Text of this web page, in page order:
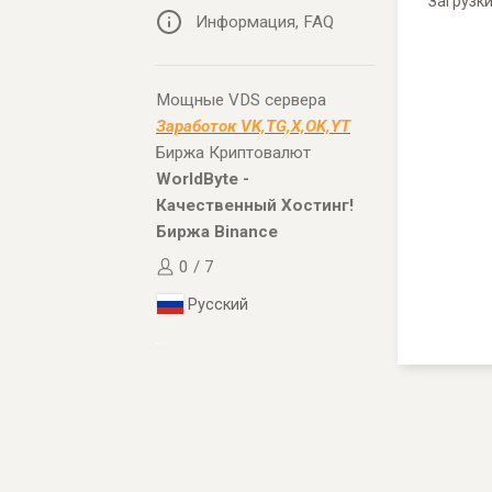
Информация, FAQ
Мощные VDS сервера
Заработок VK,TG,X,OK,YT
Биржа Криптовалют
WorldByte -
Качественный Хостинг!
Биржа Binance
0 / 7
Русский